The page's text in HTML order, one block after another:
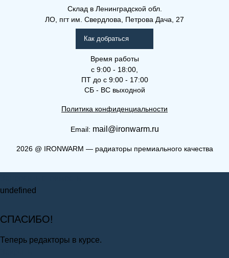
Склад в Ленинградской обл.
ЛО, пгт им. Свердлова, Петрова Дача, 27
Как добраться
Время работы
с 9:00 - 18:00,
ПТ до с 9:00 - 17:00
СБ - ВС выходной
Политика конфиденциальности
Email: mail@ironwarm.ru
2026@ IRONWARM — радиаторы премиального качества
undefined
СПАСИБО!
Теперь редакторы в курсе.